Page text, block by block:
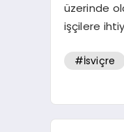
üzerinde
işçilere
#İsviçre